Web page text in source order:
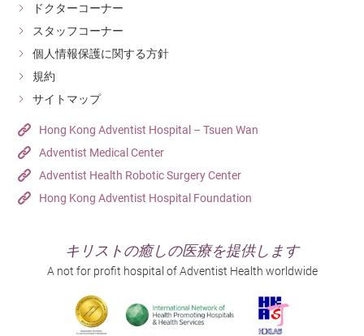
ドクターコーナー
スタッフコーナー
個人情報保護に関する方針
規約
サイトマップ
Hong Kong Adventist Hospital – Tsuen Wan
Adventist Medical Center
Adventist Health Robotic Surgery Center
Hong Kong Adventist Hospital Foundation
キリストの癒しの医療を提供します
A not for profit hospital of Adventist Health worldwide